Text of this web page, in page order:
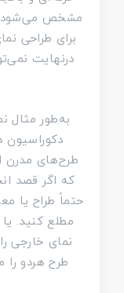
مشخص می‌شود.
برای طراحی
درنهایت
به‌طور مثال
طرح‌های مدرن
که اگر قصد
حتماً طراح یا
مطلع کنید.
نمای خارجی
طرح هردو